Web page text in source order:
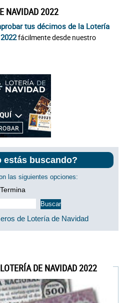
NAVIDAD 2022
tus décimos de la Lotería
fácilmente desde nuestro
estás buscando?
las siguientes opciones:
Termina
de Lotería de Navidad
DE NAVIDAD 2022